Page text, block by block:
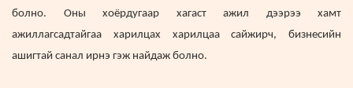
болно. Оны хоёрдугаар хагаст ажил дээрээ хамт
ажиллагсадтайгаа харилцах харилцаа сайжирч, бизнесийн
ашигтай санал ирнэ гэж найдаж болно.